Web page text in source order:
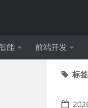
能 前端开发
标